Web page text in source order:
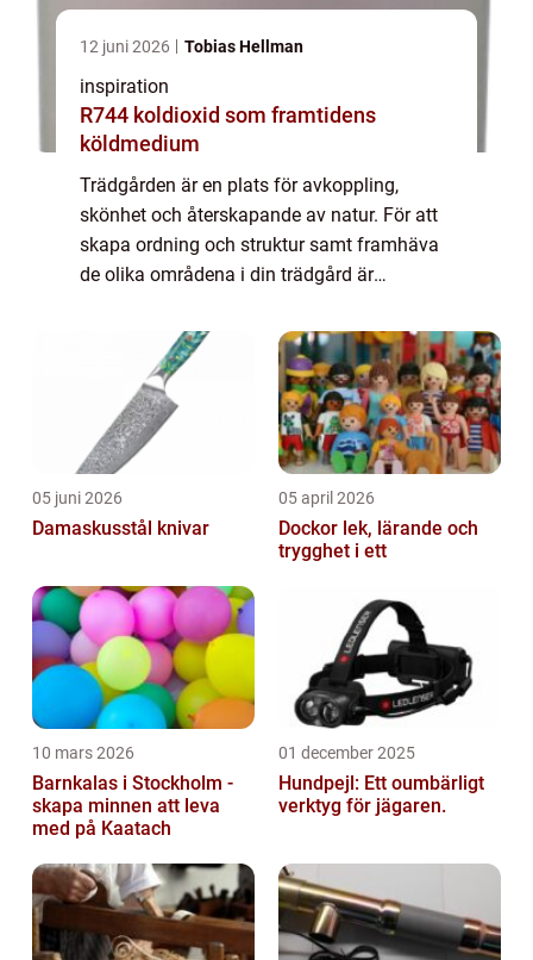
12 juni 2026 Tobias Hellman
inspiration
R744 koldioxid som framtidens
köldmedium
Trädgården är en plats för avkoppling,
skönhet och återskapande av natur. För att
skapa ordning och struktur samt framhäva
de olika områdena i din trädgård är
05 juni 2026
Damaskusstål knivar
05 april 2026
Dockor lek, lärande och
trygghet i ett
10 mars 2026
Barnkalas i Stockholm -
skapa minnen att leva
med på Kaatach
01 december 2025
Hundpejl: Ett oumbärligt
verktyg för jägaren.